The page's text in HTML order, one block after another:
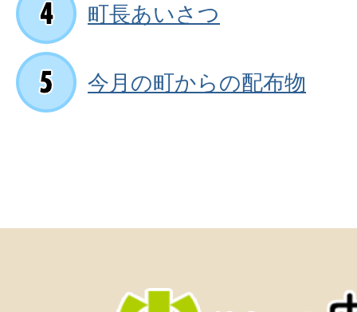
町長あいさつ
今月の町からの配布物